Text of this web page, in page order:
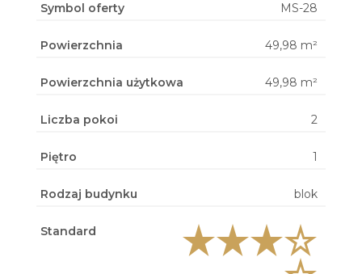
Symbol oferty MS-28
Powierzchnia 49,98 m²
Powierzchnia użytkowa 49,98 m²
Liczba pokoi 2
Piętro 1
Rodzaj budynku blok
Standard